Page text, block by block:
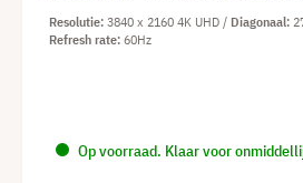
Op voorraad. Klaar voor
Resolutie 3840 x 2160 4K UHD Diagonaal
Refresh rate 60Hz